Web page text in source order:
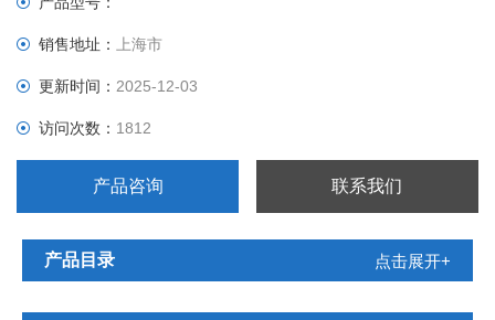
销售地址：上海市
更新时间：2025-12-03
访问次数： 1812
产品咨询 联系我们
产品目录 点击展开+